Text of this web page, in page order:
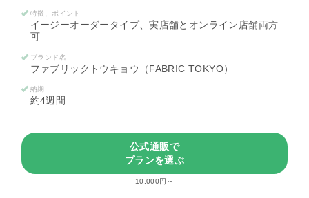
特徴、ポイント
イージーオーダータイプ、実店舗とオンライン店舗両方
可
ブランド名
ファブリックトウキョウ（FABRIC TOKYO）
納期
約4週間
公式通販で
プランを選ぶ
10,000円～